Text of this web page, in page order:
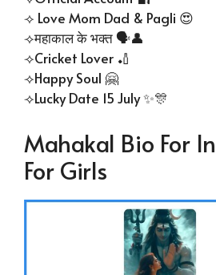
⟢⁠ Love Mom Dad & Pagli 😍
⟢⁠महाकाल के भक्त 🗣👤
⟢⁠Cricket Lover 🏏
⟢⁠Happy Soul 🤗
⟢⁠Lucky Date 15 July ✨🎊
Mahakal Bio For
For Girls